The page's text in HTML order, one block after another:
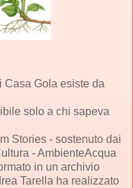
Casa Gola esiste da
solo a chi sapeva
Stories - sostenuto dai
- AmbienteAcqua
in un archivio
Tarella ha realizzato